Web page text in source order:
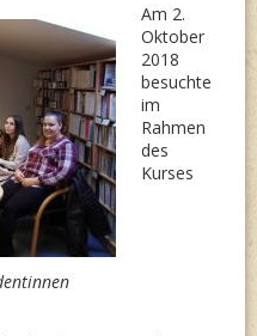
Am 2.
Oktober
2018
besuchte
im
Rahmen
des
Kurses